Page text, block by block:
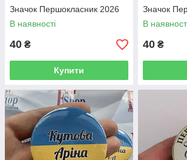
Значок Першокласник 2026
В наявності
40 ₴
Купити
Значок
В
40 ₴